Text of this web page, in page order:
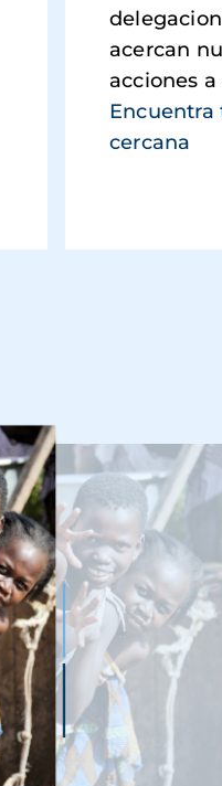
acercan
acciones
Encuentra
cercana